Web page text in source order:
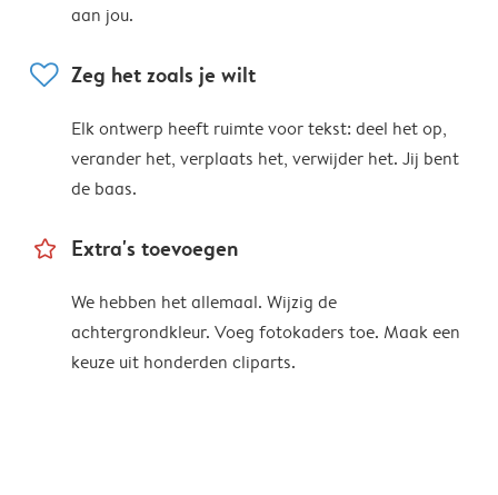
aan jou.
heart Zeg het zoals je wilt
Elk ontwerp heeft ruimte voor tekst: deel het op,
verander het, verplaats het, verwijder het. Jij bent
de baas.
star_outline Extra's toevoegen
We hebben het allemaal. Wijzig de
achtergrondkleur. Voeg fotokaders toe. Maak een
keuze uit honderden cliparts.